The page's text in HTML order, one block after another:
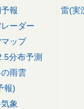
報
ーダー
ップ
分布予測
雨雲
報)
象
雷(実